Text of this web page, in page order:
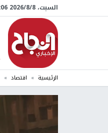
السبت، 8/‏8/‏2026 07:41:07 صباحاً
الرئيسية اقتصاد